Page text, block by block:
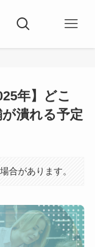
年】どこ
潰れる予定
合があります。